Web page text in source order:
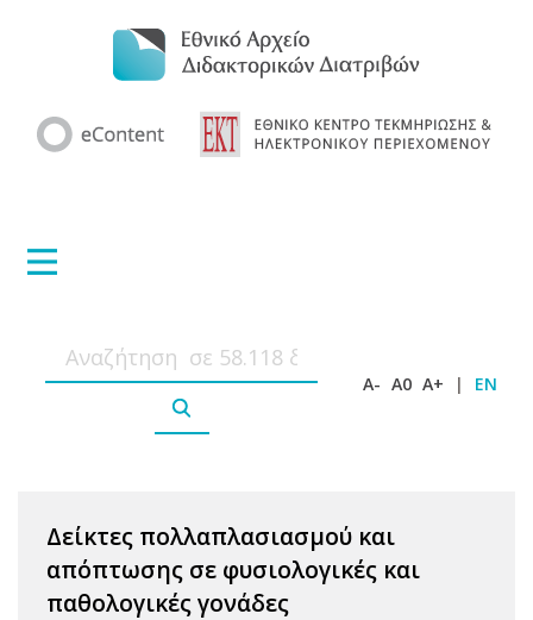
A- A0 A+ | EN
Δείκτες πολλαπλασιασμού και
απόπτωσης σε φυσιολογικές και
παθολογικές γονάδες